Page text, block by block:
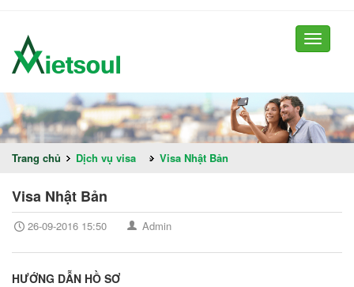
Toggle
Trang chủ Dịch vụ visa » Visa Nhật Bản
Visa Nhật Bản
26-09-2016 15:50 Admin
HƯỚNG DẪN HỒ SƠ